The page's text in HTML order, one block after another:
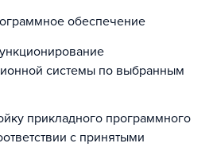
обеспечение
системы по выбранным
прикладного программного
с принятыми